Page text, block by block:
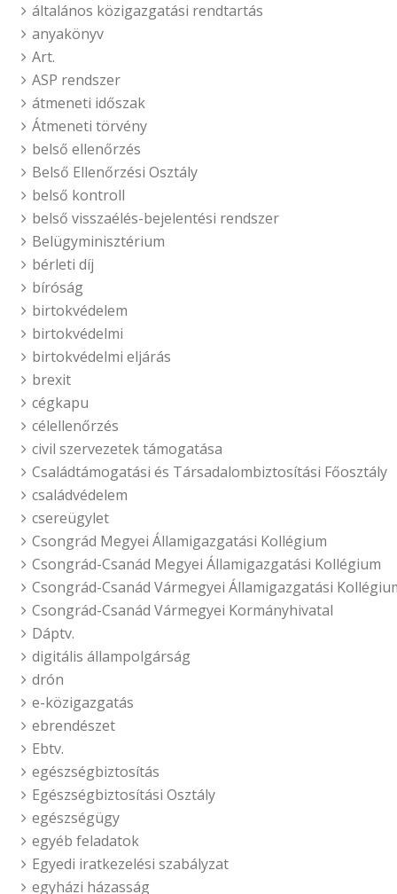
általános közigazgatási rendtartás
anyakönyv
Art.
ASP rendszer
átmeneti időszak
Átmeneti törvény
belső ellenőrzés
Belső Ellenőrzési Osztály
belső kontroll
belső visszaélés-bejelentési rendszer
Belügyminisztérium
bérleti díj
bíróság
birtokvédelem
birtokvédelmi
birtokvédelmi eljárás
brexit
cégkapu
célellenőrzés
civil szervezetek támogatása
Családtámogatási és Társadalombiztosítási Főosztály
családvédelem
csereügylet
Csongrád Megyei Államigazgatási Kollégium
Csongrád-Csanád Megyei Államigazgatási Kollégium
Csongrád-Csanád Vármegyei Államigazgatási
Csongrád-Csanád Vármegyei Kormányhivatal
Dáptv.
digitális állampolgárság
drón
e-közigazgatás
ebrendészet
Ebtv.
egészségbiztosítás
Egészségbiztosítási Osztály
egészségügy
egyéb feladatok
Egyedi iratkezelési szabályzat
egyházi házasság